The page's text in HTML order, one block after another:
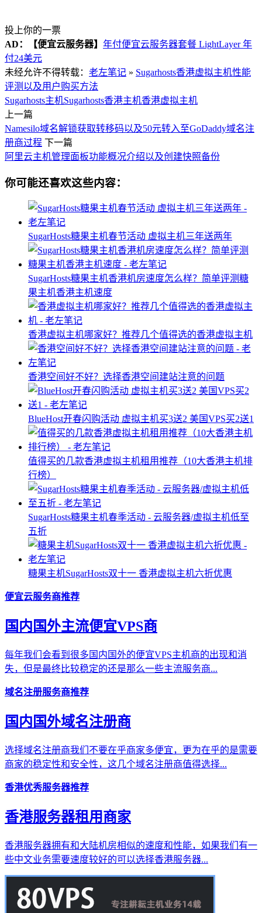
投上你的一票
AD：
【便宜云服务器】 年付便宜云服务器套餐 LightLayer 年
付24美元
未经允许不得转载： 老左笔记 » Sugarhosts香港虚拟主机性能
评测以及用户购买方法
Sugarhosts主机Sugarhosts香港主机香港虚拟主机
上一篇
Namesilo域名解锁获取转移码以及50元转入至GoDaddy域名注
册商过程 下一篇
阿里云主机管理面板功能概况介绍以及创建快照备份
你可能还喜欢这些内容：
SugarHosts糖果主机春节活动 虚拟主机三年送两年
SugarHosts糖果主机香港机房速度怎么样？简单评测糖
果主机香港主机速度
香港虚拟主机哪家好？推荐几个值得选的香港虚拟主机
香港空间好不好？选择香港空间建站注意的问题
BlueHost开春闪购活动 虚拟主机买3送2 美国VPS买2送1
值得买的几款香港虚拟主机租用推荐（10大香港主机排
行榜）
SugarHosts糖果主机春季活动 - 云服务器/虚拟主机低至
五折
糖果主机SugarHosts双十一 香港虚拟主机六折优惠
便宜云服务商推荐
国内国外主流便宜VPS商
每年我们会看到很多国内国外的便宜VPS主机商的出现和消
失，但是最终比较稳定的还是那么一些主流服务商...
域名注册服务商推荐
国内国外域名注册商
选择域名注册商我们不要在乎商家多便宜，更为在乎的是需要
商家的稳定性和安全性，这几个域名注册商值得选择...
香港优秀服务器推荐
香港服务器租用商家
香港服务器拥有和大陆机房相似的速度和性能，如果我们有一
些中文业务需要速度较好的可以选择香港服务器...